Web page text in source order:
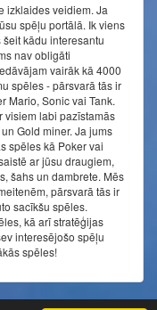
izklaides veidiem. Ja
spēļu portālā. Ik viens
kādu interesantu
nav obligāti
vairāk kā 4000
spēles - pārsvarā tās ir
Mario, Sonic vai Tank.
visiem labi pazīstamās
Gold miner. Ja jums
spēles kā Poker vai
ar jūsu draugiem,
šahs un dambrete. Mēs
pārsvarā tās ir
sacīkšu spēles.
kā arī stratēģijas
interesējošo spēļu
spēles!